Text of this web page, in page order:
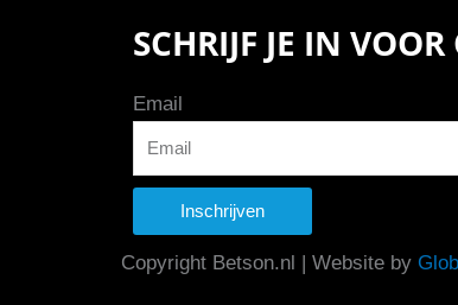
SCHRIJF JE IN
Email
Inschrijven
Copyright Betson.nl | Website by